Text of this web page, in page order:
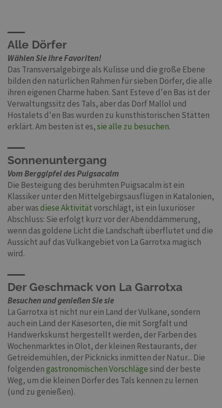
Alle Dörfer
Wählen Sie Ihre Favoriten!
Das Transversalgebirge als Kulisse und die große Ebene
bilden den natürlichen Rahmen für sieben Dörfer, die alle
ihren eigenen Charme haben. Sant Esteve d'en Bas ist der
Verwaltungssitz des Tals, aber das Dorf Mallol und
Hostalets d'en Bas wurden zu kunsthistorischen Stätten
erklärt. Am besten ist es,sie alle zu besuchen.
Sonnenuntergang
Vom Berggipfel des Puigsacalm
Die Besteigung des berühmten Puigsacalm ist ein
Klassiker unter den Mittelgebirgsausflügen in Katalonien,
aber wasdiese Aktivitätvorschlägt, ist ein luxuriöser
Abschluss: Sie erfolgt kurz vor der Abenddämmerung,
wenn das goldene Licht die Landschaft überflutet und die
Aussicht auf das Vulkangebiet von La Garrotxa magisch
wird.
Der Geschmack von La Garrotxa
Besuchen und genießen Sie sie
La Garrotxa ist nicht nur ein Land der Vulkane, sondern
auch ein Land der Käsesorten, die mit Sorgfalt und
Handwerkskunst hergestellt werden, der Farben des
Wochenmarktes in Olot, der kleinen Restaurants, der
Getreidemühlen, der Picknicks inmitten der Natur... Die
folgendengastronomischen Vorschlägesind der beste
Weg, um die kleinen Dörfer des Tals kennen zu lernen
(und zu genießen).